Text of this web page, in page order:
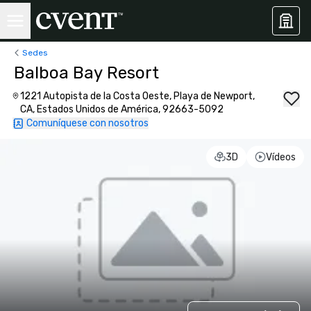
Sedes
Balboa Bay Resort
1221 Autopista de la Costa Oeste, Playa de Newport,
CA, Estados Unidos de América, 92663-5092
Comuníquese con nosotros
3D Vídeos